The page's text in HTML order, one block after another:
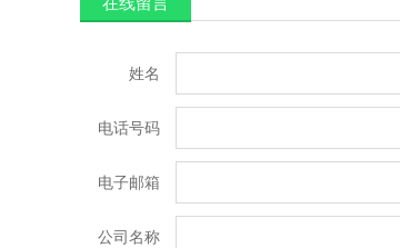
姓名
电话号码
电子邮箱
公司名称